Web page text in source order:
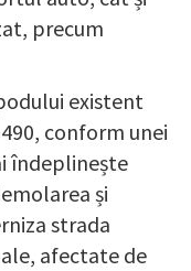
precum
existent
conform unei
îndeplinește
și
strada
afectate de